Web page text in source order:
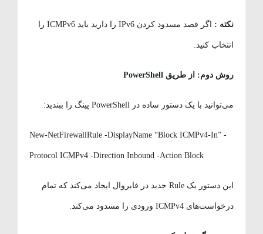
نکته: اگر قصد مسدود کردن IPv6 را دارید باید ICMPv6 را
انتخاب کنید.
روش دوم: از طریق PowerShell
می‌توانید با یک دستور ساده در PowerShell پینگ را ببندید:
New-NetFirewallRule -DisplayName “Block ICMPv4-In” -
Protocol ICMPv4 -Direction Inbound -Action Block
این دستور یک Rule جدید در فایروال ایجاد می‌کند که تمام
درخواست‌های ICMPv4 ورودی را مسدود می‌کند.